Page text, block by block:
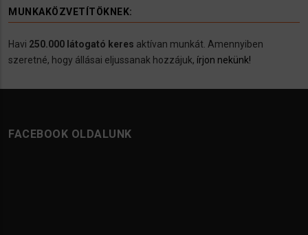
MUNKAKÖZVETÍTÖKNEK:
Havi 250.000 látogató keres aktívan munkát. Amennyiben
szeretné, hogy állásai eljussanak hozzájuk, írjon nekünk!
FACEBOOK OLDALUNK